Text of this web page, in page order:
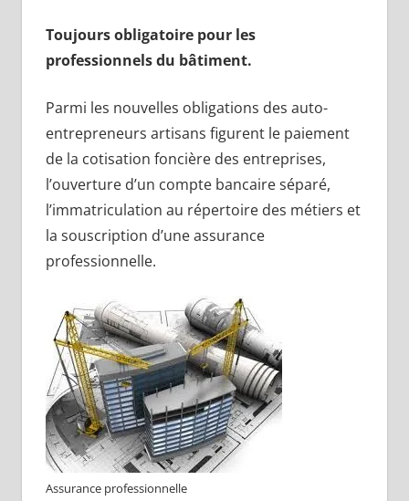
Toujours obligatoire pour les
professionnels du bâtiment.
Parmi les nouvelles obligations des auto-
entrepreneurs artisans figurent le paiement
de la cotisation foncière des entreprises,
l’ouverture d’un compte bancaire séparé,
l’immatriculation au répertoire des métiers et
la souscription d’une assurance
professionnelle.
Assurance professionnelle